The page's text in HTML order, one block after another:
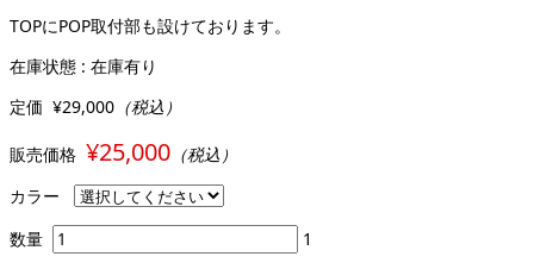
TOPにPOP取付部も設けております。
在庫状態 : 在庫有り
定価 ¥29,000 （税込）
販売価格 ¥25,000 （税込）
カラー
数量
1